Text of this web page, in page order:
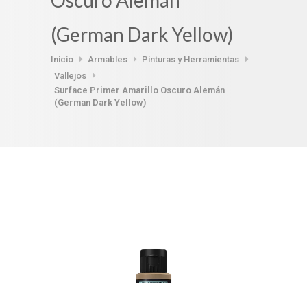
(German Dark Yellow)
Inicio Armables
Pinturas y Herramientas
Vallejos
Surface Primer Amarillo Oscuro Alemán
(German Dark Yellow)